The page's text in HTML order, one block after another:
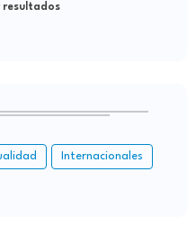
Internacionales